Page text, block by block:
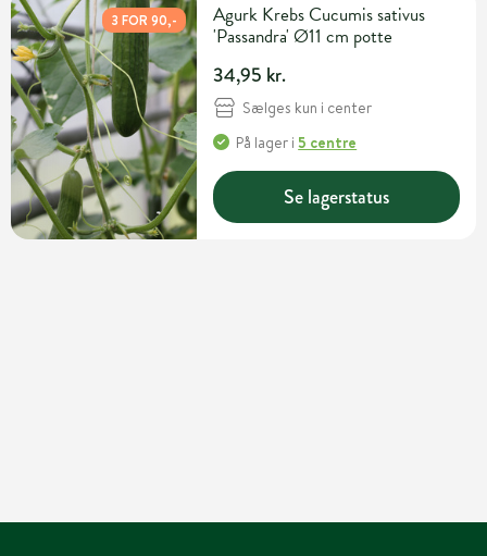
3 FOR 90,-
Agurk Krebs Cucumis sativus
'Passandra' Ø11 cm potte
34,95 kr.
Sælges kun i center
På lager i5 centre
Se lagerstatus